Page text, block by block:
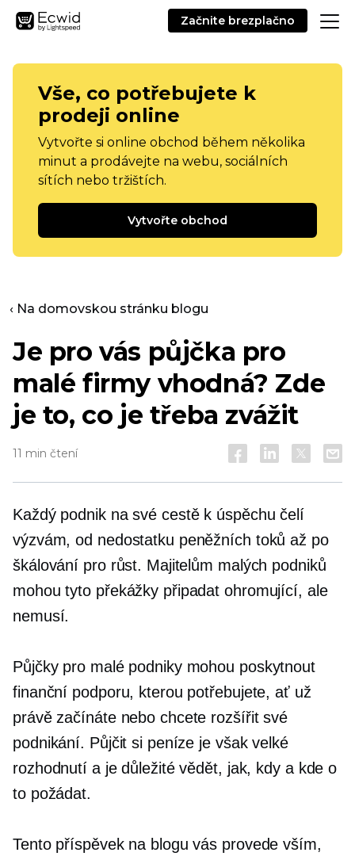
Začnite brezplačno
Vše, co potřebujete k
prodeji online
Vytvořte si online obchod během několika
minut a prodávejte na webu, sociálních
sítích nebo tržištích.
Vytvořte obchod
‹ Na domovskou stránku blogu
Je pro vás půjčka pro
malé firmy vhodná? Zde
je to, co je třeba zvážit
11 min čtení
Každý podnik na své cestě k úspěchu čelí
výzvám, od nedostatku peněžních toků až po
škálování pro růst. Majitelům malých podniků
mohou tyto překážky připadat ohromující, ale
nemusí.
Půjčky pro malé podniky mohou poskytnout
finanční podporu, kterou potřebujete, ať už
právě začínáte nebo chcete rozšířit své
podnikání. Půjčit si peníze je však velké
rozhodnutí a je důležité vědět, jak, kdy a kde o
to požádat.
Tento příspěvek na blogu vás provede vším,